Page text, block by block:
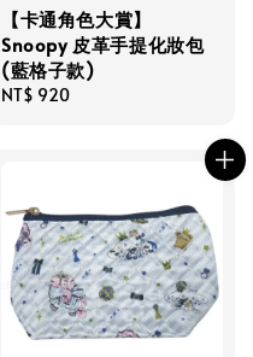
【卡通角色大賞】
Snoopy 皮革手提化妝包
(藍格子款)
Regular
NT$ 920